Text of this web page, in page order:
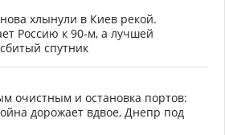
хлынули в Киев рекой.
Россию к 90-м, а лучшей
спутник
очистным и остановка портов:
дорожает вдвое, Днепр под